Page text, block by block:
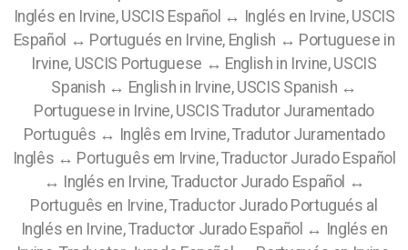
Inglés en Irvine, USCIS Español ↔ Inglés en Irvine, USCIS
Español ↔ Portugués en Irvine, English ↔ Portuguese in
Irvine, USCIS Portuguese ↔ English in Irvine, USCIS
Spanish ↔ English in Irvine, USCIS Spanish ↔
Portuguese in Irvine, USCIS Tradutor Juramentado
Português ↔ Inglês em Irvine, Tradutor Juramentado
Inglês ↔ Português em Irvine, Traductor Jurado Español
↔ Inglés en Irvine, Traductor Jurado Español ↔
Português en Irvine, Traductor Jurado Portugués al
Inglés en Irvine, Traductor Jurado Español ↔ Inglés en